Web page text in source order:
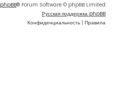
phpBB® Forum Software © phpBB Limited
Русская поддержка phpBB
Конфиденциальность | Правила